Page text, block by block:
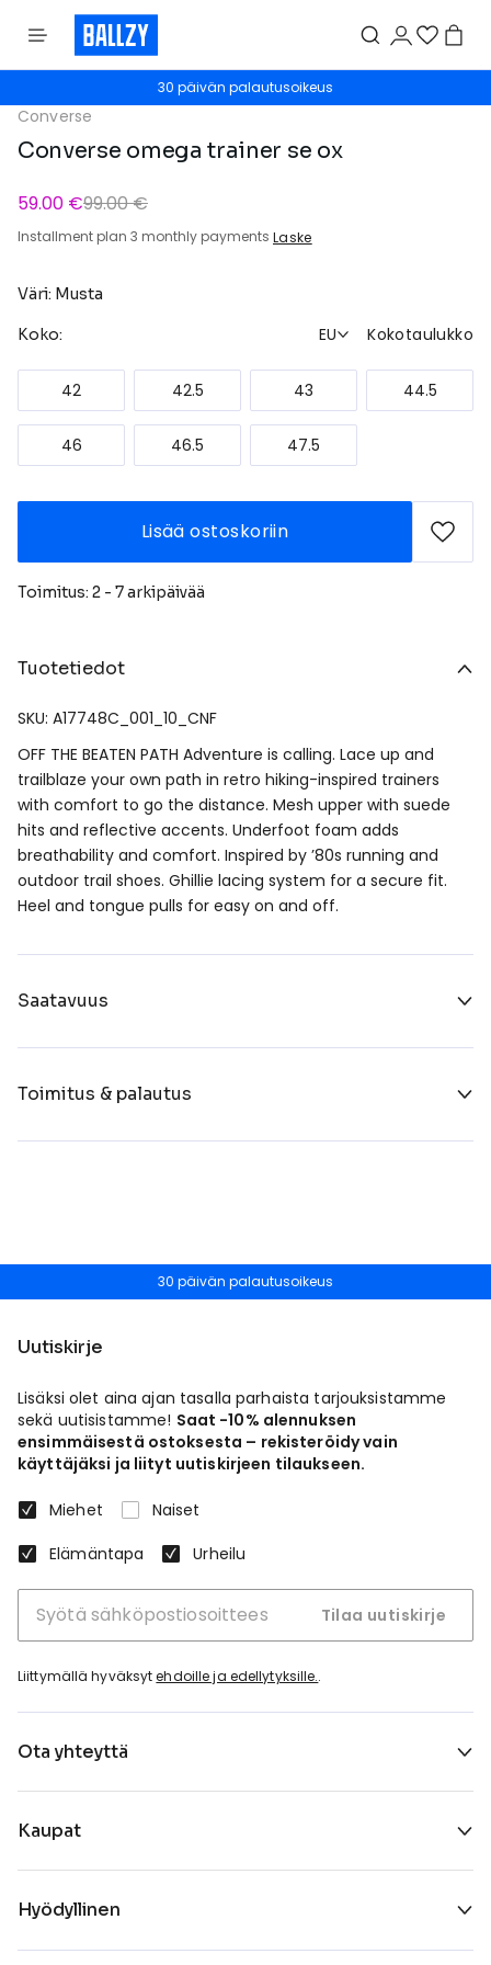
30 päivän palautusoikeus
Converse
Converse omega trainer se ox
59.00 €99.00 €
Installment plan 3 monthly payments Laske
Väri: Musta
Koko: EU Kokotaulukko
42 42.5 43 44.5
46 46.5 47.5
Lisää ostoskoriin
Toimitus: 2 - 7 arkipäivää
Tuotetiedot
SKU: A17748C_001_10_CNF
OFF THE BEATEN PATH Adventure is calling. Lace up and
trailblaze your own path in retro hiking-inspired trainers
with comfort to go the distance. Mesh upper with suede
hits and reflective accents. Underfoot foam adds
breathability and comfort. Inspired by ’80s running and
outdoor trail shoes. Ghillie lacing system for a secure fit.
Heel and tongue pulls for easy on and off.
Saatavuus
Toimitus & palautus
30 päivän palautusoikeus
Uutiskirje
Lisäksi olet aina ajan tasalla parhaista tarjouksistamme
sekä uutisistamme! Saat -10% alennuksen
ensimmäisestä ostoksesta – rekisteröidy vain
käyttäjäksi ja liityt uutiskirjeen tilaukseen.
Miehet
Naiset
Elämäntapa
Urheilu
Tilaa uutiskirje
Liittymällä hyväksytehdoille ja edellytyksille..
Ota yhteyttä
Kaupat
Hyödyllinen